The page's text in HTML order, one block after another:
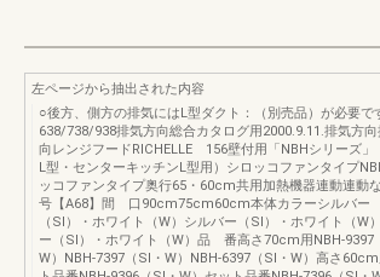
左ページから抽出された内容
○後方、側方の排気にはL型ダクト：（別売品）が必要で
638/738/938排気方向総合カタログ用2000.9.11.排気方
向レンジフードRICHELLE 156壁付用「NBHシリーズ」
L型・センターキッチンL型用）シロッコファンタイプ
ッコファンタイプ奥行65・60cm共用加熱機器連動連動
号【A68】間 口90cm75cm60cm本体カラーシルバー
（SⅠ）・ホワイト（W）シルバー（SⅠ）・ホワイト（W
ー（SⅠ）・ホワイト（W）品 番高さ70cm用NBH-9397
W）NBH-7397（SI・W）NBH-6397（SI・W）高さ60cm